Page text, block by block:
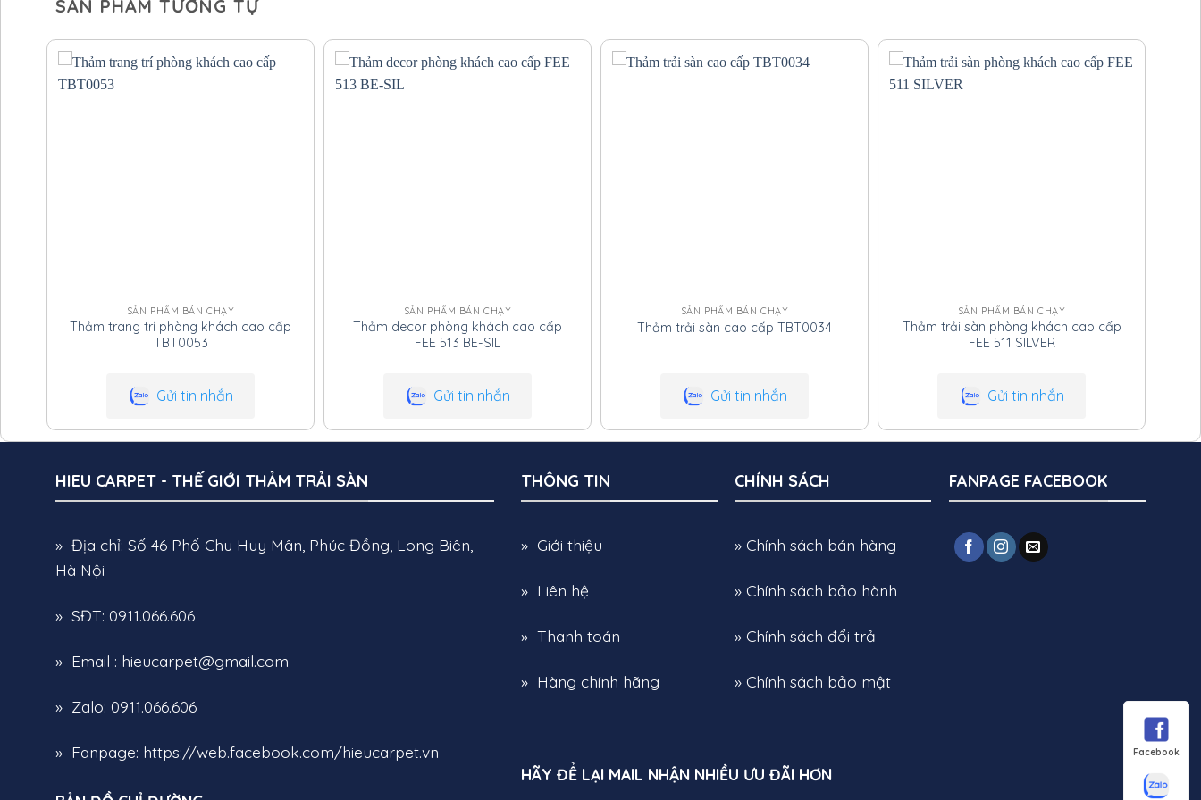
Mẫu mã đa dạng, thiết kế sang trọng và tinh tế, phù hợp với mọi không gian sống.
Chất lượng sợi dệt cao cấp, an toàn cho cả người lớn và trẻ nhỏ, đạt chuẩn quốc
hệ:
Zalo/Viber/Wechat:
SẢN PHẨM TƯƠNG TỰ
SẢN PHẨM BÁN CHẠY
Thảm trang trí phòng khách cao cấp
TBT0053
Gửi tin nhắn
SẢN PHẨM BÁN CHẠY
Thảm decor phòng khách cao cấp
FEE 513 BE-SIL
Gửi tin nhắn
SẢN PHẨM BÁN CHẠY
Thảm trải sàn cao cấp TBT0034
Gửi tin nhắn
SẢN PHẨM BÁN CHẠY
Thảm trải sàn phòng khách cao cấp
FEE 511 SILVER
Gửi tin nhắn
HIEU CARPET - THẾ GIỚI THẢM TRẢI SÀN
» Địa chỉ: Số 46 Phố Chu Huy Mân, Phúc Đồng, Long Biên,
Hà Nội
» SĐT: 0911.066.606
» Email : hieucarpet@gmail.com
» Zalo: 0911.066.606
» Fanpage: https://web.facebook.com/hieucarpet.vn
THÔNG TIN
» Giới thiệu
» Liên hệ
» Thanh toán
» Hàng chính hãng
CHÍNH SÁCH
» Chính sách bán hàng
» Chính sách bảo hành
» Chính sách đổi trả
» Chính sách bảo mật
FANPAGE FACEBOOK
HÃY ĐỂ LẠI MAIL NHẬN NHIỀU ƯU ĐÃI HƠN
Facebook